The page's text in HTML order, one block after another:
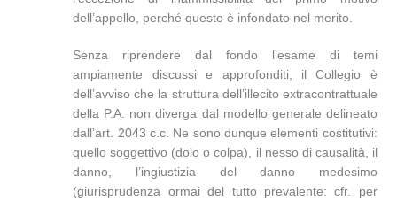
dell’appello, perché questo è infondato nel merito.
Senza riprendere dal fondo l’esame di temi
ampiamente discussi e approfonditi, il Collegio è
dell’avviso che la struttura dell’illecito extracontrattuale
della P.A. non diverga dal modello generale delineato
dall’art. 2043 c.c. Ne sono dunque elementi costitutivi:
quello soggettivo (dolo o colpa), il nesso di causalità, il
danno, l’ingiustizia del danno medesimo
(giurisprudenza ormai del tutto prevalente: cfr. per